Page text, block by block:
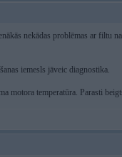
nekādas problēmas ar filtu
iemesls jāveic diagnostika.
motora temperatūra. Parasti